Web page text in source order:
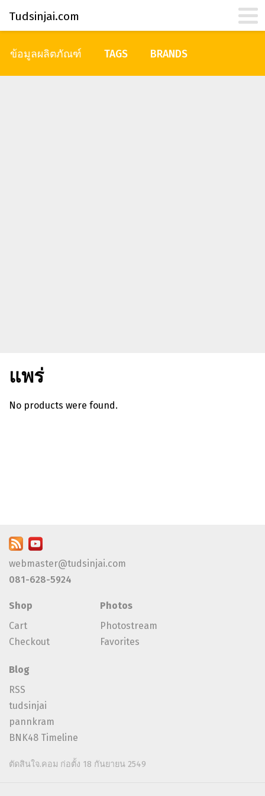
Tudsinjai.com
ข้อมูลผลิตภัณฑ์ TAGS BRANDS
แพร่
No products were found.
webmaster@tudsinjai.com
081-628-5924
Shop
Cart
Checkout
Photos
Photostream
Favorites
Blog
RSS
tudsinjai
pannkram
BNK48 Timeline
ตัดสินใจ.คอม ก่อตั้ง 18 กันยายน 2549